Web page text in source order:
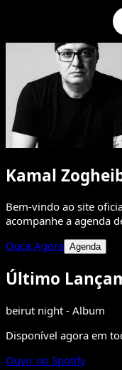
Kamal
Bem-vindo ao site
acompanhe a agenda
Ouça Agora Agenda
Último
beirut night - Album
Disponível agora em
Ouvir no Spotify